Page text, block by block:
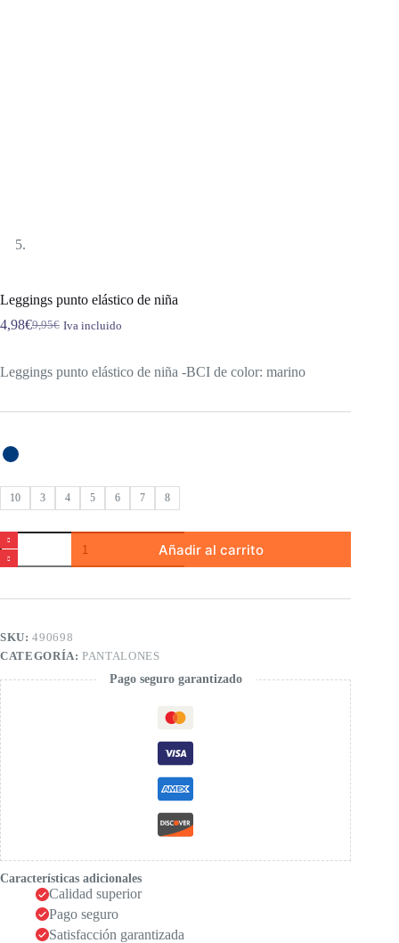
Leggings punto elástico de niña
9,95€
El
original
era:
4,98€El
actual
es:
Iva incluido
Leggings punto elástico de niña -BCI de color: marino
10 3 4 5 6 7 8
Leggings
punto
elástico
niña
Añadir al carrito
SKU:490698
CATEGORÍA:PANTALONES
Pago seguro garantizado
Características adicionales
Calidad superior
Pago seguro
Satisfacción garantizada